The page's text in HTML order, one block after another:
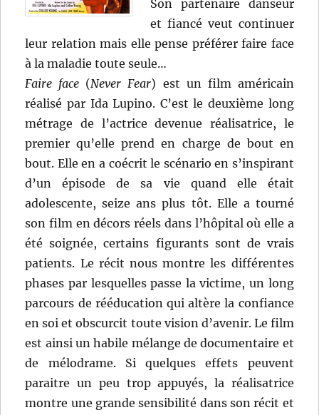
Son partenaire danseur
et fiancé veut continuer
leur relation mais elle pense préférer faire face
à la maladie toute seule…
Faire face (Never Fear) est un film américain
réalisé par Ida Lupino. C’est le deuxième long
métrage de l’actrice devenue réalisatrice, le
premier qu’elle prend en charge de bout en
bout. Elle en a coécrit le scénario en s’inspirant
d’un épisode de sa vie quand elle était
adolescente, seize ans plus tôt. Elle a tourné
son film en décors réels dans l’hôpital où elle a
été soignée, certains figurants sont de vrais
patients. Le récit nous montre les différentes
phases par lesquelles passe la victime, un long
parcours de rééducation qui altère la confiance
en soi et obscurcit toute vision d’avenir. Le film
est ainsi un habile mélange de documentaire et
de mélodrame. Si quelques effets peuvent
paraitre un peu trop appuyés, la réalisatrice
montre une grande sensibilité dans son récit et